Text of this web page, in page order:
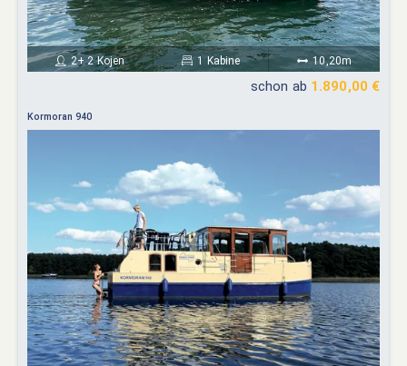
2+ 2 Kojen 1 Kabine 10,20m
schon ab 1.890,00 €
Kormoran 940